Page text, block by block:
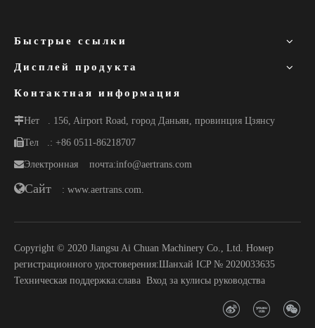
Быстрые ссылки
Дисплей продукта
Контактная информация
Нет . 156, Airport Road, город Даньян, провинция Цзянсу
Тел .: +86 0511-86218707
Электронная почта:info@aertrans.com
Сайт : www.aertrans.com.
Copyright © 2020 Jiangsu Ai Chuan Machinery Co., Ltd. Номер
регистрационного удостоверения:Шанхай ICP № 2020033635
Техническая поддержка:слава Вход за кулисы руководства